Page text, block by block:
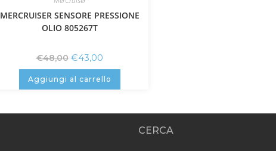
MERCRUISER SENSORE PRESSIONE
OLIO 805267T
€48,00 €43,00
Aggiungi al carrello
CERCA